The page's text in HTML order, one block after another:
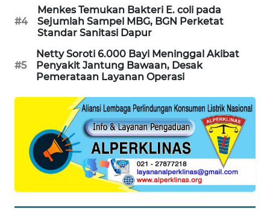
#4
Menkes Temukan Bakteri E. coli pada
Sejumlah Sampel MBG, BGN Perketat
Standar Sanitasi Dapur
#5
Netty Soroti 6.000 Bayi Meninggal Akibat
Penyakit Jantung Bawaan, Desak
Pemerataan Layanan Operasi
INFRASTRUKTUR
WAHANA
KONSUMEN
WAHANA
LISTRIK
WAHANA
TRAVEL
WAHANA